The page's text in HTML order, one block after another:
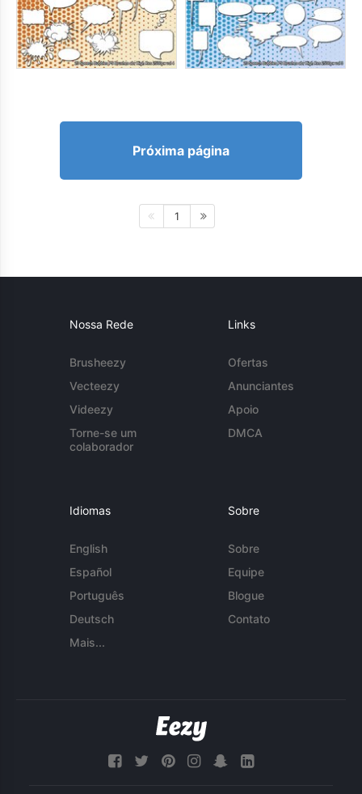
Próxima página
1
Nossa Rede
Brusheezy
Vecteezy
Videezy
Torne-se um
colaborador
Links
Ofertas
Anunciantes
Apoio
DMCA
Idiomas
English
Español
Português
Deutsch
Mais...
Sobre
Sobre
Equipe
Blogue
Contato